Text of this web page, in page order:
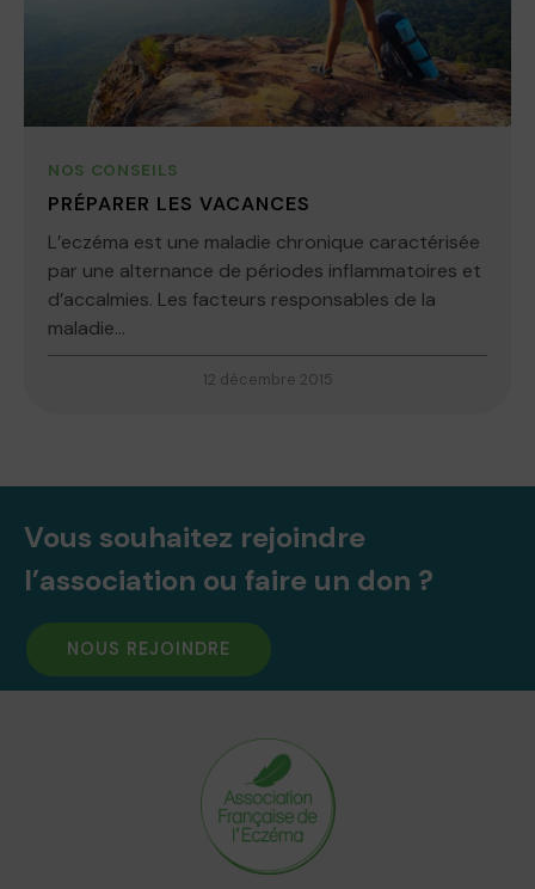
NOS CONSEILS
PRÉPARER LES VACANCES
L’eczéma est une maladie chronique caractérisée
par une alternance de périodes inflammatoires et
d’accalmies. Les facteurs responsables de la
maladie...
12 décembre 2015
Vous souhaitez rejoindre
l’association ou faire un don ?
NOUS REJOINDRE